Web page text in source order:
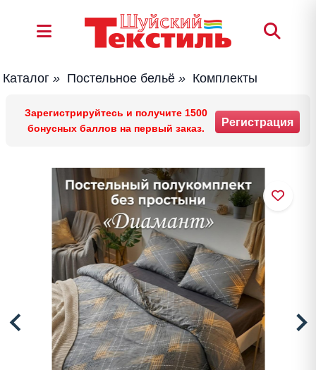
Каталог » Постельное бельё » Комплекты
Зарегистрируйтесь и получите 1500
бонусных баллов на первый заказ.
Регистрация